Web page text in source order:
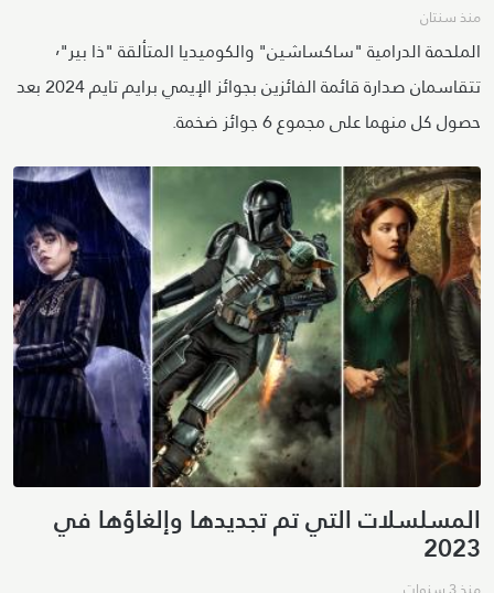
منذ سنتان
الملحمة الدرامية "ساكساشين" والكوميديا المتألقة "ذا بير"٬
تتقاسمان صدارة قائمة الفائزين بجوائز الإيمي برايم تايم 2024 بعد
حصول كل منهما على مجموع 6 جوائز ضخمة.
المسلسلات التي تم تجديدها وإلغاؤها في
2023